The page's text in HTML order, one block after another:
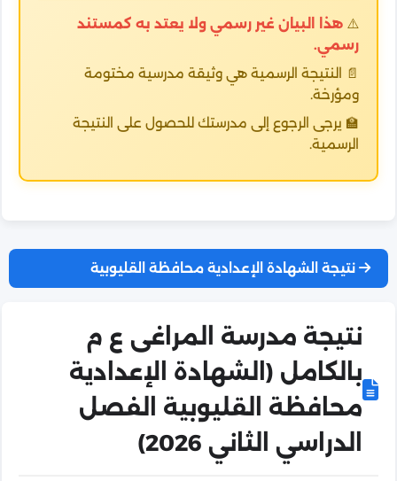
⚠️هذا البيان غير رسمي ولا يعتد به كمستند
رسمي.
📄 النتيجة الرسمية هي وثيقة مدرسية مختومة
ومؤرخة.
🏫 يرجى الرجوع إلى مدرستك للحصول على النتيجة
الرسمية.
نتيجة الشهادة الإعدادية محافظة القليوبية
نتيجة مدرسة المراغى ع م
بالكامل (الشهادة الإعدادية
محافظة القليوبية الفصل
الدراسي الثاني 2026)